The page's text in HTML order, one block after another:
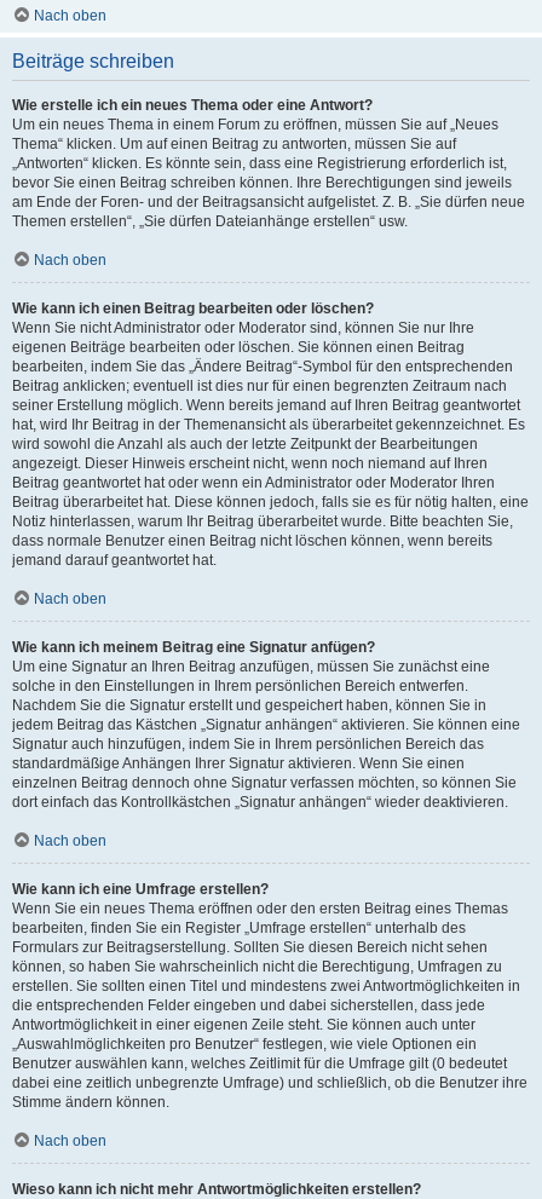
Nach oben
Beiträge schreiben
Wie erstelle ich ein neues Thema oder eine Antwort?
Um ein neues Thema in einem Forum zu eröffnen, müssen Sie auf „Neues
Thema“ klicken. Um auf einen Beitrag zu antworten, müssen Sie auf
„Antworten“ klicken. Es könnte sein, dass eine Registrierung erforderlich ist,
bevor Sie einen Beitrag schreiben können. Ihre Berechtigungen sind jeweils
am Ende der Foren- und der Beitragsansicht aufgelistet. Z. B. „Sie dürfen neue
Themen erstellen“, „Sie dürfen Dateianhänge erstellen“ usw.
Nach oben
Wie kann ich einen Beitrag bearbeiten oder löschen?
Wenn Sie nicht Administrator oder Moderator sind, können Sie nur Ihre
eigenen Beiträge bearbeiten oder löschen. Sie können einen Beitrag
bearbeiten, indem Sie das „Ändere Beitrag“-Symbol für den entsprechenden
Beitrag anklicken; eventuell ist dies nur für einen begrenzten Zeitraum nach
seiner Erstellung möglich. Wenn bereits jemand auf Ihren Beitrag geantwortet
hat, wird Ihr Beitrag in der Themenansicht als überarbeitet gekennzeichnet. Es
wird sowohl die Anzahl als auch der letzte Zeitpunkt der Bearbeitungen
angezeigt. Dieser Hinweis erscheint nicht, wenn noch niemand auf Ihren
Beitrag geantwortet hat oder wenn ein Administrator oder Moderator Ihren
Beitrag überarbeitet hat. Diese können jedoch, falls sie es für nötig halten, eine
Notiz hinterlassen, warum Ihr Beitrag überarbeitet wurde. Bitte beachten Sie,
dass normale Benutzer einen Beitrag nicht löschen können, wenn bereits
jemand darauf geantwortet hat.
Nach oben
Wie kann ich meinem Beitrag eine Signatur anfügen?
Um eine Signatur an Ihren Beitrag anzufügen, müssen Sie zunächst eine
solche in den Einstellungen in Ihrem persönlichen Bereich entwerfen.
Nachdem Sie die Signatur erstellt und gespeichert haben, können Sie in
jedem Beitrag das Kästchen „Signatur anhängen“ aktivieren. Sie können eine
Signatur auch hinzufügen, indem Sie in Ihrem persönlichen Bereich das
standardmäßige Anhängen Ihrer Signatur aktivieren. Wenn Sie einen
einzelnen Beitrag dennoch ohne Signatur verfassen möchten, so können Sie
dort einfach das Kontrollkästchen „Signatur anhängen“ wieder deaktivieren.
Nach oben
Wie kann ich eine Umfrage erstellen?
Wenn Sie ein neues Thema eröffnen oder den ersten Beitrag eines Themas
bearbeiten, finden Sie ein Register „Umfrage erstellen“ unterhalb des
Formulars zur Beitragserstellung. Sollten Sie diesen Bereich nicht sehen
können, so haben Sie wahrscheinlich nicht die Berechtigung, Umfragen zu
erstellen. Sie sollten einen Titel und mindestens zwei Antwortmöglichkeiten in
die entsprechenden Felder eingeben und dabei sicherstellen, dass jede
Antwortmöglichkeit in einer eigenen Zeile steht. Sie können auch unter
„Auswahlmöglichkeiten pro Benutzer“ festlegen, wie viele Optionen ein
Benutzer auswählen kann, welches Zeitlimit für die Umfrage gilt (0 bedeutet
dabei eine zeitlich unbegrenzte Umfrage) und schließlich, ob die Benutzer ihre
Stimme ändern können.
Nach oben
Wieso kann ich nicht mehr Antwortmöglichkeiten erstellen?